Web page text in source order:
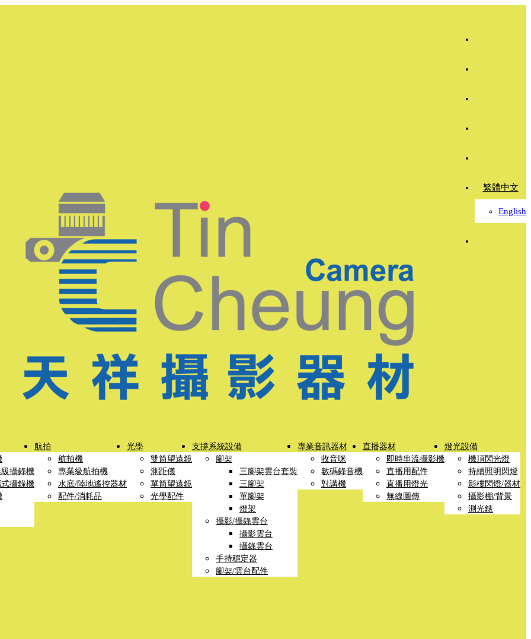
繁體中文
English
攝錄機
攝錄機
航拍
航拍機
專業級航拍機
水底/陸地遙控器材
配件/消耗品
光學
雙筒望遠鏡
測距儀
單筒望遠鏡
光學配件
支撐系統設備
腳架
三腳架雲台套裝
三腳架
單腳架
燈架
攝影/攝錄雲台
攝影雲台
攝錄雲台
手持穩定器
腳架/雲台配件
專業音訊器材
收音咪
數碼錄音機
對講機
直播器材
即時串流攝影機
直播用配件
直播用燈光
無線圖傳
燈光設備
機頂閃光燈
持續照明閃燈
影樓閃燈/器材
攝影棚/背景
測光錶